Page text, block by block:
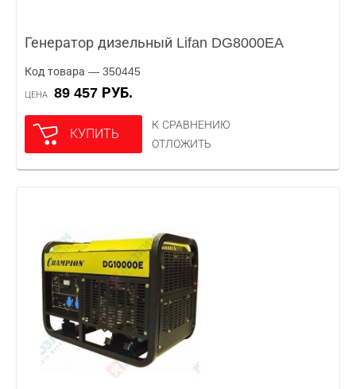
Генератор дизельный Lifan DG8000EA
Код товара — 350445
ЦЕНА 89 457 РУБ.
КУПИТЬ
К СРАВНЕНИЮ
ОТЛОЖИТЬ